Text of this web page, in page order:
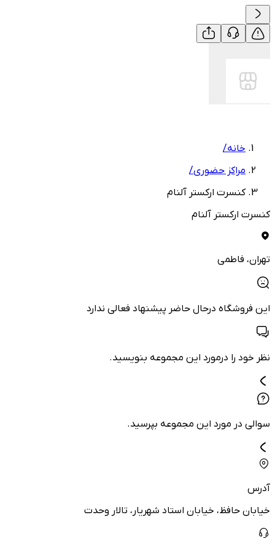
خانه/
مراکز حضوری/
کنسرت ارکستر آلنام
کنسرت ارکستر آلنام
تهران، فاطمی
این فروشگاه درحال حاضر پیشنهاد فعالی ندارد
نظر خود را درمورد این مجموعه بنویسید.
سوالی در مورد این مجموعه بپرسید.
آدرس
خیابان حافظ، خیابان استاد شهریار، تالار وحدت